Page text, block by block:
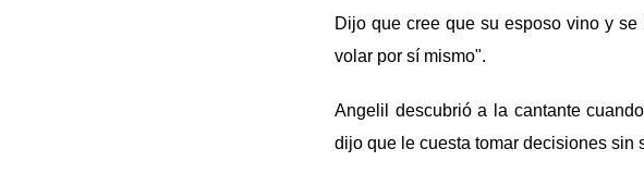
Dijo que cree que su esposo vino y
volar por sí mismo".
Angelil descubrió a la cantante
dijo que le cuesta tomar decisiones sin